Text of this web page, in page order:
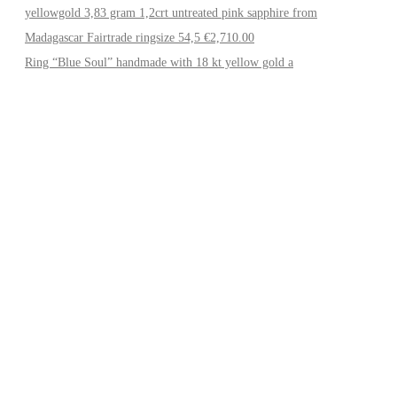
Ring “Blue Soul” handmade with 18 kt yellow gold a